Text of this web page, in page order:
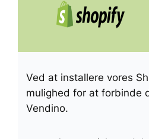
Ved at installere vores
mulighed for at forbinde
Vendino.